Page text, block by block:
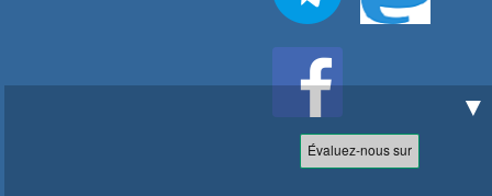
▼